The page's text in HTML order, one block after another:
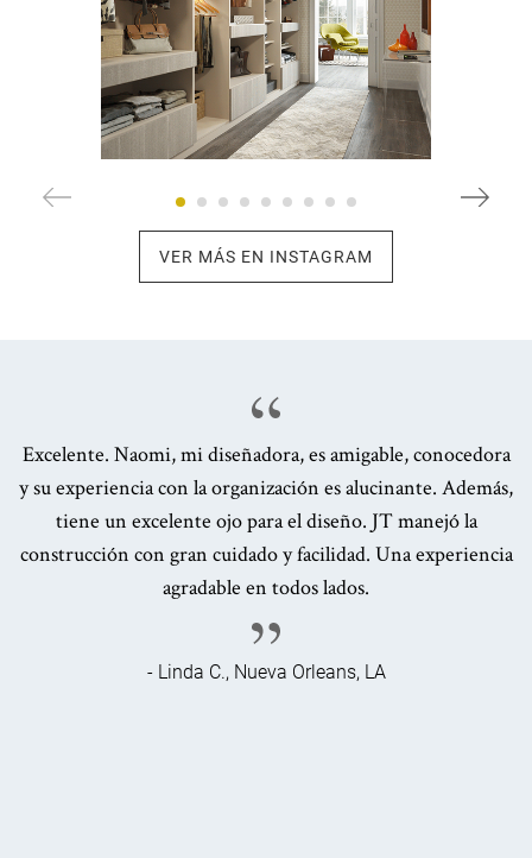
VER MÁS EN INSTAGRAM
Excelente. Naomi, mi diseñadora, es amigable, conocedora
y su experiencia con la organización es alucinante. Además,
tiene un excelente ojo para el diseño. JT manejó la
construcción con gran cuidado y facilidad. Una experiencia
agradable en todos lados.
- Linda C., Nueva Orleans, LA